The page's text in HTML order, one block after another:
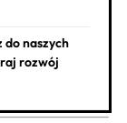
do naszych
rozwój